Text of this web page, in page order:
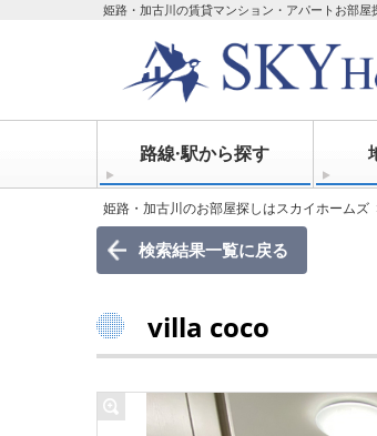
姫路・加古川の賃貸マンション・アパートお部屋
路線·駅から探す
姫路・加古川のお部屋探しはスカイホームズ
検索結果一覧に戻る
villa coco